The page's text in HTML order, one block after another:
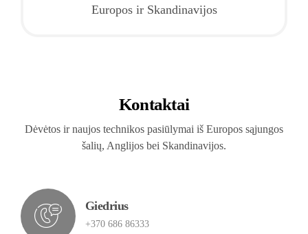
Europos ir Skandinavijos
Kontaktai
Dėvėtos ir naujos technikos pasiūlymai iš Europos sąjungos
šalių, Anglijos bei Skandinavijos.
Giedrius
+370 686 86333